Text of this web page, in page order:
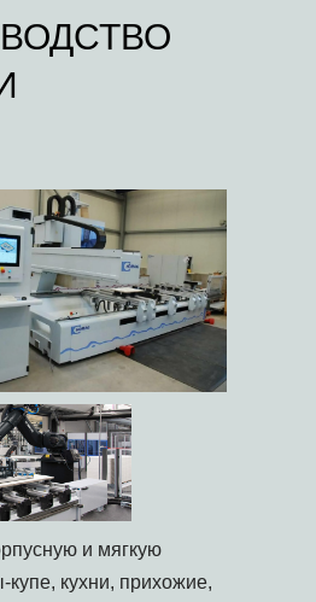
и мягкую
кухни, прихожие,